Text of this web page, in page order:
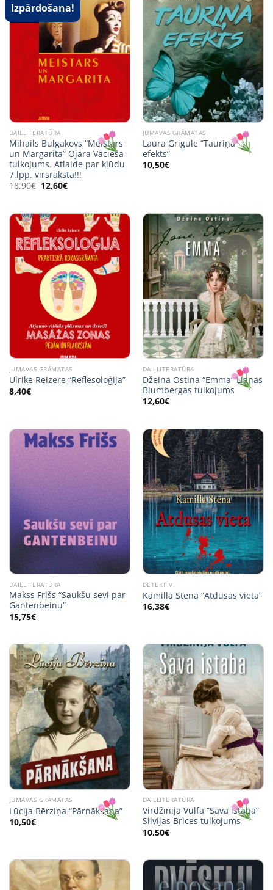
Izpārdošana!
DAIĻLITERATŪRA
Mihails Bulgakovs “Meistars
un Margarita” Ojāra Vācieša
tulkojums. Atlaide par kļūdu
7.lpp. virsrakstā!!!
18,90€ Original
price
12,60€Current
price
JUMAVAS GRĀMATAS
Laura Grigule “Tauriņa
efekts”
10,50€
JUMAVAS GRĀMATAS
Ulrike Reizere “Reflesoloģija”
8,40€
DAIĻLITERATŪRA
Džeina Ostina “Emma” Lianas
Blumbergas tulkojums
12,60€
DAIĻLITERATŪRA
Makss Frišs “Saukšu sevi par
Gantenbeinu”
15,75€
DETEKTĪVI
Kamilla Stēna “Atdusas vieta”
16,38€
JUMAVAS GRĀMATAS
Lūcija Bērziņa “Pārnākšana”
10,50€
DAIĻLITERATŪRA
Virdžīnija Vulfa “Sava istaba”
Silvijas Brices tulkojums
10,50€